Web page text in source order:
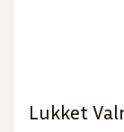
Lukket